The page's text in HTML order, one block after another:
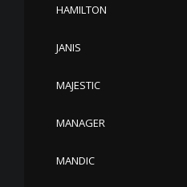
HAMILTON
JANIS
MAJESTIC
MANAGER
MANDIC